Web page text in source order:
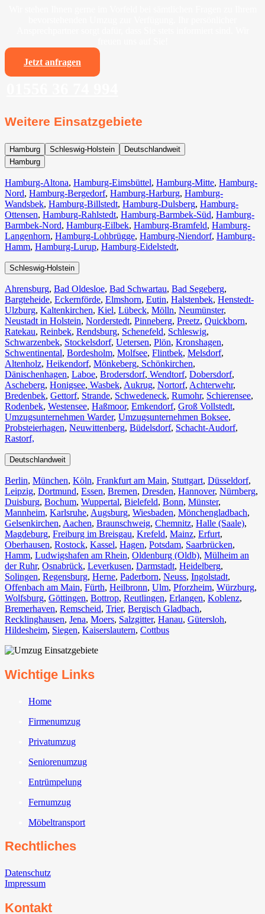
Jetzt anfragen
Weitere Einsatzgebiete
Hamburg Schleswig-Holstein
Deutschlandweit
Hamburg
Hamburg-Altona, Hamburg-Eimsbüttel, Hamburg-Mitte, Hamburg-
Nord, Hamburg-Bergedorf, Hamburg-Harburg, Hamburg-
Wandsbek, Hamburg-Billstedt, Hamburg-Dulsberg, Hamburg-
Ottensen, Hamburg-Rahlstedt, Hamburg-Barmbek-Süd, Hamburg-
Barmbek-Nord, Hamburg-Eilbek, Hamburg-Bramfeld, Hamburg-
Langenhorn, Hamburg-Lohbrügge, Hamburg-Niendorf, Hamburg-
Hamm, Hamburg-Lurup, Hamburg-Eidelstedt,
Schleswig-Holstein
Ahrensburg, Bad Oldesloe, Bad Schwartau, Bad Segeberg,
Bargteheide, Eckernförde, Elmshorn, Eutin, Halstenbek, Henstedt-
Ulzburg, Kaltenkirchen, Kiel, Lübeck, Mölln, Neumünster,
Neustadt in Holstein, Norderstedt, Pinneberg, Preetz, Quickborn,
Ratekau, Reinbek, Rendsburg, Schenefeld, Schleswig,
Schwarzenbek, Stockelsdorf, Uetersen, Plön, Kronshagen,
Schwentinental, Bordesholm, Molfsee, Flintbek, Melsdorf,
Altenholz, Heikendorf, Mönkeberg, Schönkirchen,
Dänischenhagen, Laboe, Brodersdorf, Wendtorf, Dobersdorf,
Ascheberg, Honigsee, Wasbek, Aukrug, Nortorf, Achterwehr,
Bredenbek, Gettorf, Strande, Schwedeneck, Rumohr, Schierensee,
Rodenbek, Westensee, Haßmoor, Emkendorf, Groß Vollstedt,
Umzugsunternehmen Warder, Umzugsunternehmen Boksee,
Probsteierhagen, Neuwittenberg, Büdelsdorf, Schacht-Audorf,
Rastorf,
Deutschlandweit
Berlin⁠, München, Köln⁠, Frankfurt am Main, Stuttgart, Düsseldorf,
Leipzig, Dortmund, Essen, Bremen, Dresden, Hannover, Nürnberg,
Duisburg⁠, Bochum, Wuppertal⁠, Bielefeld⁠, Bonn⁠, Münster⁠,
Mannheim, Karlsruhe, Augsburg, Wiesbaden⁠, Mönchengladbach⁠,
Gelsenkirchen⁠, Aachen⁠, Braunschweig, Chemnitz⁠, Halle (Saale)⁠,
Magdeburg, Freiburg im Breisgau⁠, Krefeld⁠, Mainz⁠, Erfurt,
Oberhausen⁠, Rostock⁠, Kassel⁠, Hagen, Potsdam, Saarbrücken⁠,
Hamm, Ludwigshafen am Rhein⁠, Oldenburg (Oldb), Mülheim an
der Ruhr, Osnabrück⁠, Leverkusen, Darmstadt⁠, Heidelberg,
Solingen, Regensburg, Herne⁠, Paderborn, Neuss, Ingolstadt,
Offenbach am Main, Fürth⁠, Heilbronn, Ulm⁠, Pforzheim, Würzburg,
Wolfsburg⁠, Göttingen, Bottrop, Reutlingen, Erlangen⁠, Koblenz,
Bremerhaven⁠, Remscheid, Trier⁠, Bergisch Gladbach,
Recklinghausen, Jena⁠, Moers⁠, Salzgitter⁠, Hanau, Gütersloh,
Hildesheim⁠, Siegen⁠, Kaiserslautern⁠, Cottbus⁠
Wichtige Links
Home
Firmenumzug
Privatumzug
Seniorenumzug
Entrümpelung
Fernumzug
Möbeltransport
Rechtliches
Datenschutz
Impressum
Kontakt